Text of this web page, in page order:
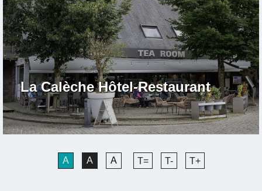
La Calèche Hôtel-Restaurant
A A A T= T- T+